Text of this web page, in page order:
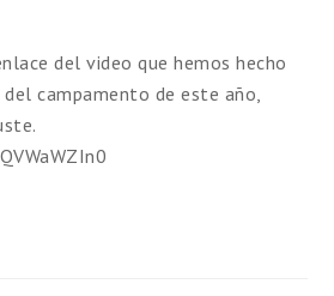
del video que hemos hecho
campamento de este año,